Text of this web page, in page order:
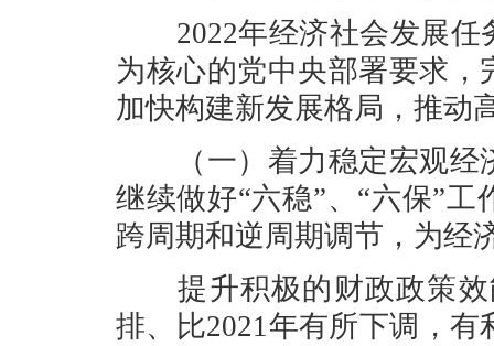
2022年经济社会发展任
为核心的党中央部署要求
加快构建新发展格局，推动
（一）着力稳定宏观经
继续做好“六稳”、“六保”
跨周期和逆周期调节，为经
提升积极的财政政策效
排、比2021年有所下调，